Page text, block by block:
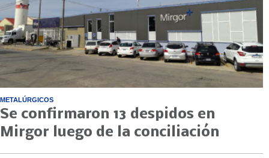
METALÚRGICOS
Se confirmaron 13 despidos en
Mirgor luego de la conciliación